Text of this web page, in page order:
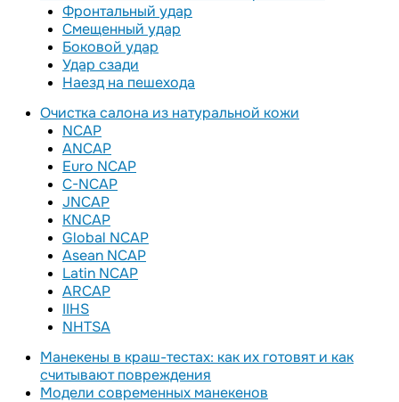
Фронтальный удар
Смещенный удар
Боковой удар
Удар сзади
Наезд на пешехода
Очистка салона из натуральной кожи
NCAP
ANCAP
Euro NCAP
C-NCAP
JNCAP
KNCAP
Global NCAP
Asean NCAP
Latin NCAP
ARCAP
IIHS
NHTSA
Манекены в краш-тестах: как их готовят и как
считывают повреждения
Модели современных манекенов